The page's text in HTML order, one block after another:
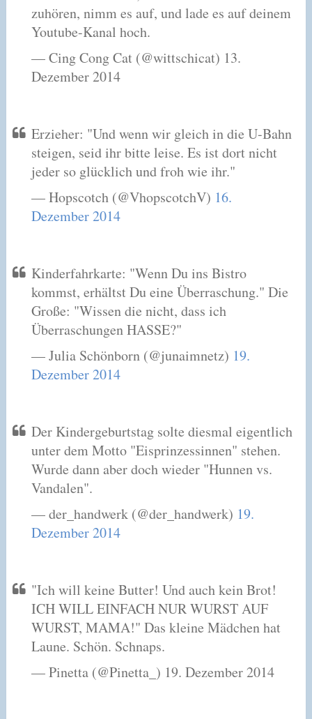
zuhören, nimm es auf, und lade es auf deinem
Youtube-Kanal hoch.
— Cing Cong Cat (@wittschicat) 13.
Dezember 2014
Erzieher: "Und wenn wir gleich in die U-Bahn
steigen, seid ihr bitte leise. Es ist dort nicht
jeder so glücklich und froh wie ihr."
— Hopscotch (@VhopscotchV) 16.
Dezember 2014
Kinderfahrkarte: "Wenn Du ins Bistro
kommst, erhältst Du eine Überraschung." Die
Große: "Wissen die nicht, dass ich
Überraschungen HASSE?"
— Julia Schönborn (@junaimnetz) 19.
Dezember 2014
Der Kindergeburtstag solte diesmal eigentlich
unter dem Motto "Eisprinzessinnen" stehen.
Wurde dann aber doch wieder "Hunnen vs.
Vandalen".
— der_handwerk (@der_handwerk) 19.
Dezember 2014
"Ich will keine Butter! Und auch kein Brot!
ICH WILL EINFACH NUR WURST AUF
WURST, MAMA!" Das kleine Mädchen hat
Laune. Schön. Schnaps.
— Pinetta (@Pinetta_) 19. Dezember 2014